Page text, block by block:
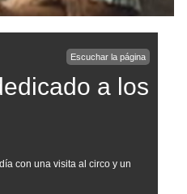
Escuchar la página
a los
con una visita al circo y un